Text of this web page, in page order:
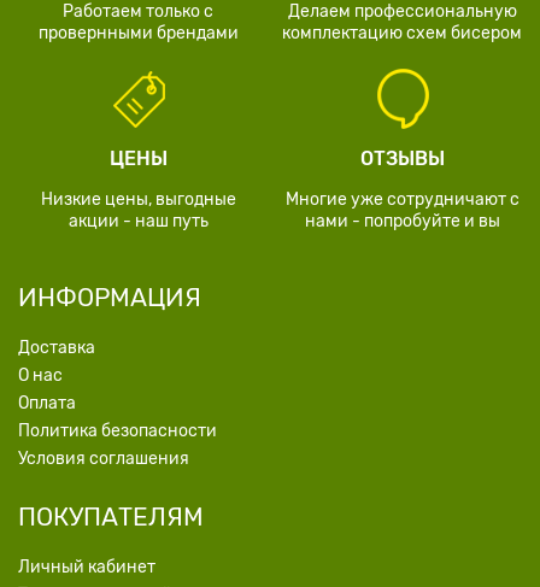
Работаем только с
провернными брендами
Делаем профессиональную
комплектацию схем бисером
ЦЕНЫ
Низкие цены, выгодные
акции - наш путь
ОТЗЫВЫ
Многие уже сотрудничают с
нами - попробуйте и вы
ИНФОРМАЦИЯ
Доставка
О нас
Оплата
Политика безопасности
Условия соглашения
ПОКУПАТЕЛЯМ
Личный кабинет